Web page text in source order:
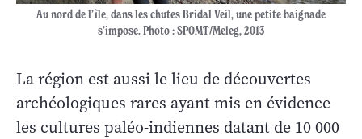
Au nord de l’île, dans les chutes Bridal Veil, une petite baignade
s’impose. Photo : SPOMT/Meleg, 2013
La région est aussi le lieu de découvertes
archéologiques rares ayant mis en évidence
les cultures paléo-indiennes datant de 10 000